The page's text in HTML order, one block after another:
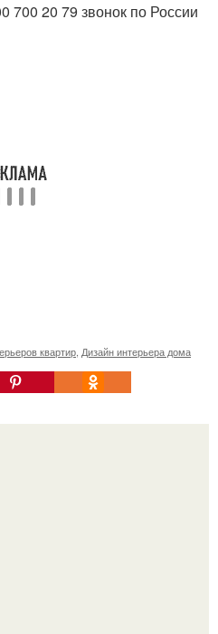
700 20 79 звонок по России
квартир Дизайн интерьера дома